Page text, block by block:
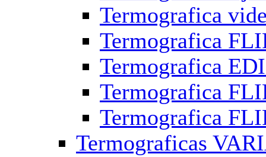
Termografica
Termografica
Termografica
Termografica
Termografica
Termograficas